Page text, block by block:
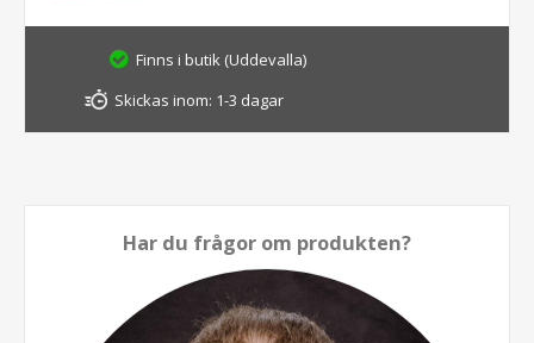
Finns i butik (Uddevalla)
Skickas inom: 1-3 dagar
Har du frågor om produkten?